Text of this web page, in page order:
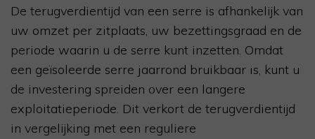
De terugverdientijd van een serre is afhankelijk van
uw omzet per zitplaats, uw bezettingsgraad en de
periode waarin u de serre kunt inzetten. Omdat
een geïsoleerde serre jaarrond bruikbaar is, kunt u
de investering spreiden over een langere
exploitatieperiode. Dit verkort de terugverdientijd
in vergelijking met een reguliere